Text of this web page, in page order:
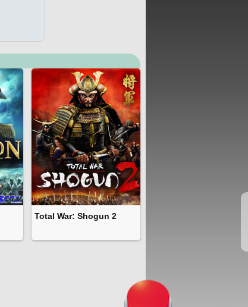
Total War: Shogun 2